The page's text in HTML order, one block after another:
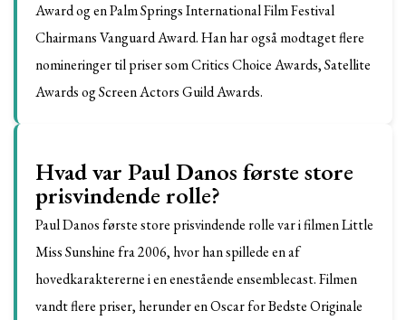
Award og en Palm Springs International Film Festival
Chairmans Vanguard Award. Han har også modtaget flere
nomineringer til priser som Critics Choice Awards, Satellite
Awards og Screen Actors Guild Awards.
Hvad var Paul Danos første store
prisvindende rolle?
Paul Danos første store prisvindende rolle var i filmen Little
Miss Sunshine fra 2006, hvor han spillede en af
hovedkaraktererne i en enestående ensemblecast. Filmen
vandt flere priser, herunder en Oscar for Bedste Originale